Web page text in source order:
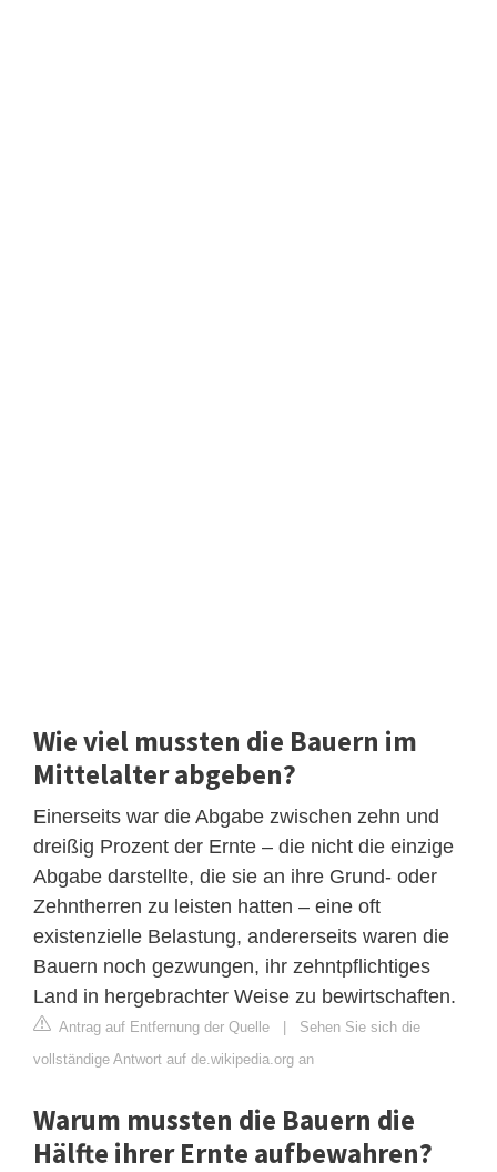
Wie viel mussten die Bauern im
Mittelalter abgeben?
Einerseits war die Abgabe zwischen zehn und
dreißig Prozent der Ernte – die nicht die einzige
Abgabe darstellte, die sie an ihre Grund- oder
Zehntherren zu leisten hatten – eine oft
existenzielle Belastung, andererseits waren die
Bauern noch gezwungen, ihr zehntpflichtiges
Land in hergebrachter Weise zu bewirtschaften.
Antrag auf Entfernung der Quelle | Sehen Sie sich die
vollständige Antwort auf de.wikipedia.org an
Warum mussten die Bauern die
Hälfte ihrer Ernte aufbewahren?